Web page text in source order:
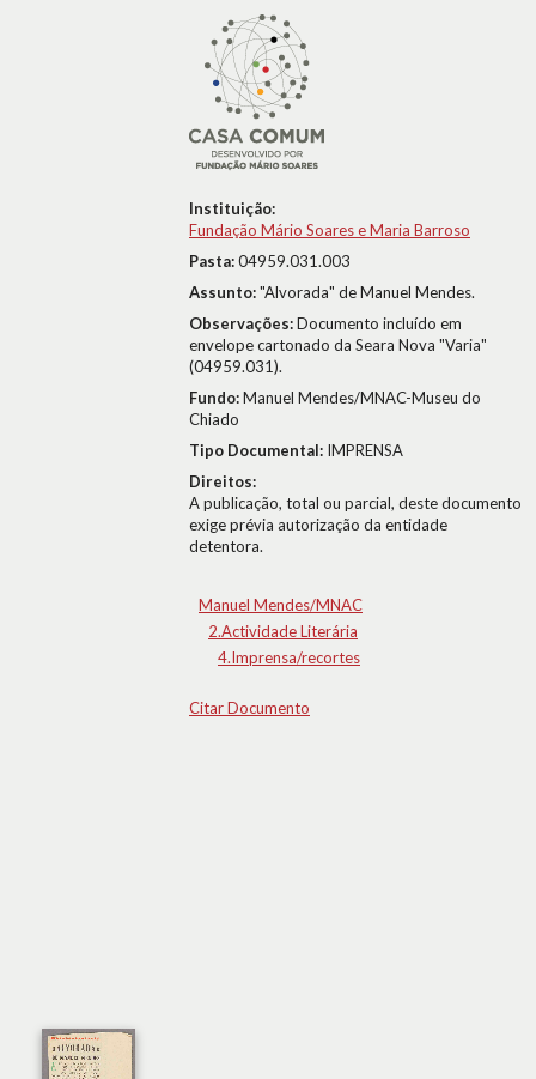
Instituição:
Fundação Mário Soares e Maria Barroso
Pasta:04959.031.003
Assunto:"Alvorada" de Manuel Mendes.
Observações:Documento incluído em
envelope cartonado da Seara Nova "Varia"
(04959.031).
Fundo:Manuel Mendes/MNAC-Museu do
Chiado
Tipo Documental: IMPRENSA
Direitos:
A publicação, total ou parcial, deste documento
exige prévia autorização da entidade
detentora.
Manuel Mendes/MNAC
2.Actividade Literária
4.Imprensa/recortes
Citar Documento